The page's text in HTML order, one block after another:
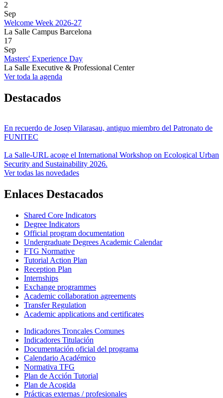
2
Sep
Welcome Week 2026-27
La Salle Campus Barcelona
17
Sep
Masters' Experience Day
La Salle Executive & Professional Center
Ver toda la agenda
Destacados
En recuerdo de Josep Vilarasau, antiguo miembro del Patronato de
FUNITEC
La Salle-URL acoge el International Workshop on Ecological Urban
Security and Sustainability 2026.
Ver todas las novedades
Enlaces Destacados
Shared Core Indicators
Degree Indicators
Official program documentation
Undergraduate Degrees Academic Calendar
FTG Normative
Tutorial Action Plan
Reception Plan
Internships
Exchange programmes
Academic collaboration agreements
Transfer Regulation
Academic applications and certificates
Indicadores Troncales Comunes
Indicadores Titulación
Documentación oficial del programa
Calendario Académico
Normativa TFG
Plan de Acción Tutorial
Plan de Acogida
Prácticas externas / profesionales